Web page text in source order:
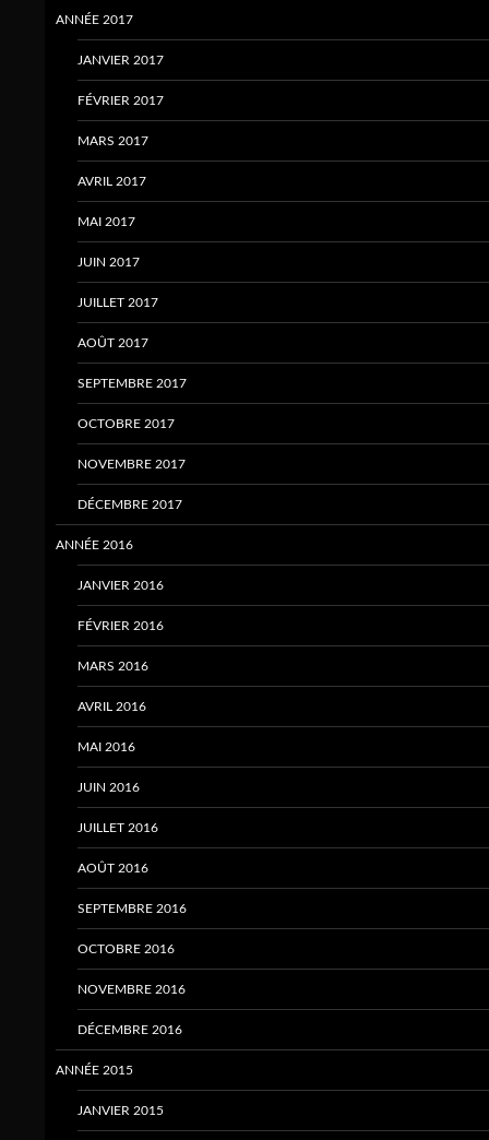
ANNÉE 2017
JANVIER 2017
FÉVRIER 2017
MARS 2017
AVRIL 2017
MAI 2017
JUIN 2017
JUILLET 2017
AOÛT 2017
SEPTEMBRE 2017
OCTOBRE 2017
NOVEMBRE 2017
DÉCEMBRE 2017
ANNÉE 2016
JANVIER 2016
FÉVRIER 2016
MARS 2016
AVRIL 2016
MAI 2016
JUIN 2016
JUILLET 2016
AOÛT 2016
SEPTEMBRE 2016
OCTOBRE 2016
NOVEMBRE 2016
DÉCEMBRE 2016
ANNÉE 2015
JANVIER 2015